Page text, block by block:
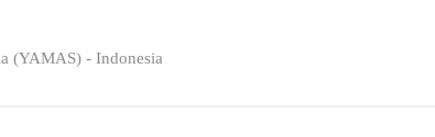
(YAMAS) - Indonesia